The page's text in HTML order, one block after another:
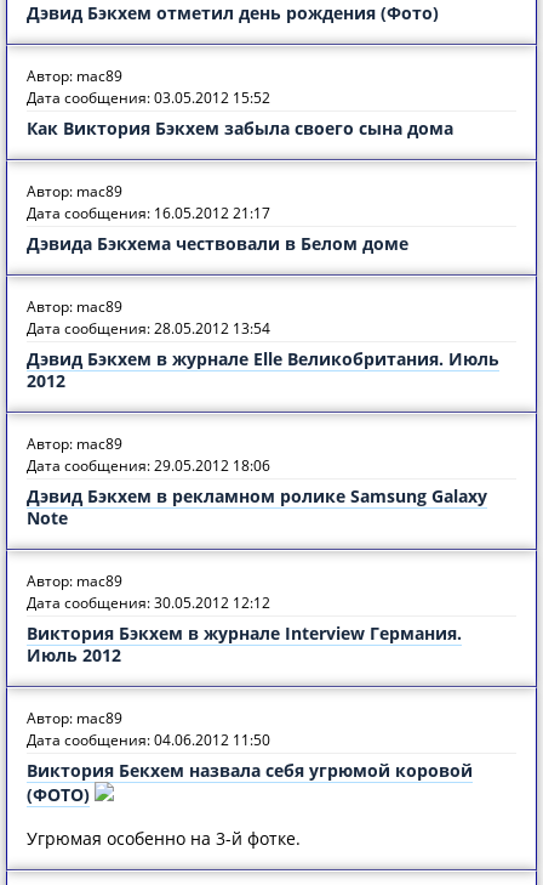
Дэвид Бэкхем отметил день рождения (Фото)
Автор: mac89
Дата сообщения: 03.05.2012 15:52
Как Виктория Бэкхем забыла своего сына дома
Автор: mac89
Дата сообщения: 16.05.2012 21:17
Дэвида Бэкхема чествовали в Белом доме
Автор: mac89
Дата сообщения: 28.05.2012 13:54
Дэвид Бэкхем в журнале Elle Великобритания. Июль
2012
Автор: mac89
Дата сообщения: 29.05.2012 18:06
Дэвид Бэкхем в рекламном ролике Samsung Galaxy
Note
Автор: mac89
Дата сообщения: 30.05.2012 12:12
Виктория Бэкхем в журнале Interview Германия.
Июль 2012
Автор: mac89
Дата сообщения: 04.06.2012 11:50
Виктория Бекхем назвала себя угрюмой коровой
(ФОТО)
Угрюмая особенно на 3-й фотке.